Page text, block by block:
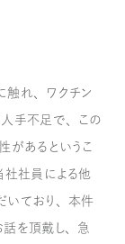
触れ、ワクチン
手不足で、この
があるというこ
社社員による他
いており、本件
を頂戴し、急